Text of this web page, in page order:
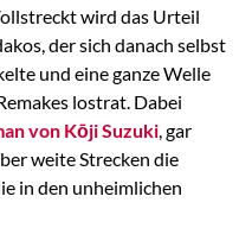
wird das Urteil
der sich danach selbst
und eine ganze Welle
lostrat. Dabei
von Kōji Suzuki, gar
weite Strecken die
in den unheimlichen